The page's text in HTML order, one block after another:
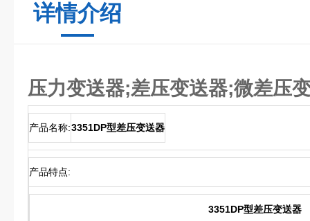
详情介绍
压力变送器;差压变送器;微差压
产品名称:3351DP型差压变送器
产品特点:
3351DP型差压变送器